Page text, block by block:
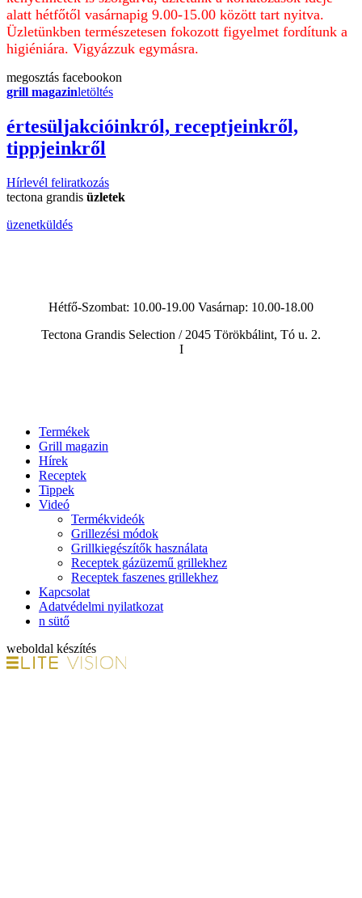
alatt hétfőtől vasárnapig 9.00-15.00 között tart nyitva.
Üzletünkben természetesen fokozott figyelmet fordítunk a
higiéniára. Vigyázzuk egymásra.
megosztás facebookon
grill magazinletöltés
értesül jakcióinkról, receptjeinkről,
tippjeinkről
Hírlevél feliratkozás
tectona grandis üzletek
üzenetküldés
Hétfő-Szombat: 10.00-19.00 Vasárnap: 10.00-18.00
Tectona Grandis Selection / 2045 Törökbálint, Tó u. 2.
I
Termékek
Grill magazin
Hírek
Receptek
Tippek
Videó
Termékvideók
Grillezési módok
Grillkiegészítők használata
Receptek gázüzemű grillekhez
Receptek faszenes grillekhez
Kapcsolat
Adatvédelmi nyilatkozat
n sütő
weboldal készítés